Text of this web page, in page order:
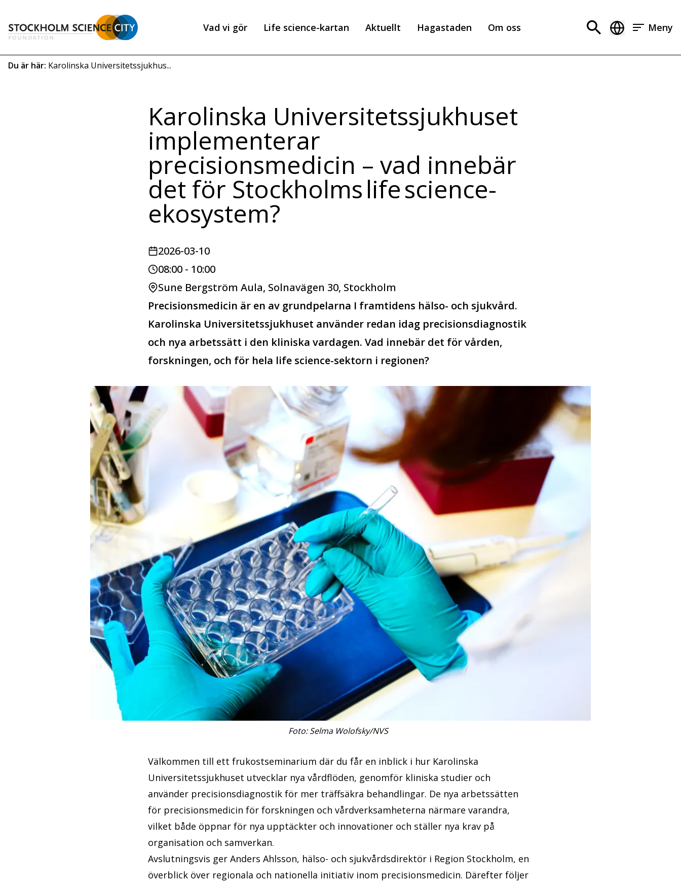
huvudinnehåll
Header
menu
Vad vi gör Life science-kartan Aktuellt Hagastaden Om oss Meny
Länkstig
Du är här: Karolinska Universitetssjukhus...
Karolinska Universitetssjukhuset
implementerar
precisionsmedicin – vad innebär
det för Stockholms life science-
ekosystem?
2026-03-10
08:00 - 10:00
Sune Bergström Aula, Solnavägen 30, Stockholm
Precisionsmedicin är en av grundpelarna I framtidens hälso- och sjukvård.
Karolinska Universitetssjukhuset använder redan idag precisionsdiagnostik
och nya arbetssätt i den kliniska vardagen. Vad innebär det för vården,
forskningen, och för hela life science-sektorn i regionen?
Foto: Selma Wolofsky/NVS
Välkommen till ett frukostseminarium där du får en inblick i hur Karolinska
Universitetssjukhuset utvecklar nya vårdflöden, genomför kliniska studier och
använder precisionsdiagnostik för mer träffsäkra behandlingar. De nya arbetssätten
för precisionsmedicin för forskningen och vårdverksamheterna närmare varandra,
vilket både öppnar för nya upptäckter och innovationer och ställer nya krav på
organisation och samverkan.
Avslutningsvis ger Anders Ahlsson, hälso- och sjukvårdsdirektör i Region Stockholm, en
överblick över regionala och nationella initiativ inom precisionsmedicin. Därefter följer